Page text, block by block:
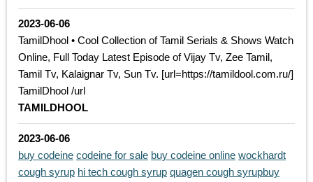
2023-06-06
TamilDhool • Cool Collection of Tamil Serials & Shows Watch
Online, Full Today Latest Episode of Vijay Tv, Zee Tamil,
Tamil Tv, Kalaignar Tv, Sun Tv. [url=https://tamildool.com.ru/]
TamilDhool /url
TAMILDHOOL
2023-06-06
buy codeine codeine for sale buy codeine online wockhardt
cough syrup hi tech cough syrup quagen cough syrupbuy